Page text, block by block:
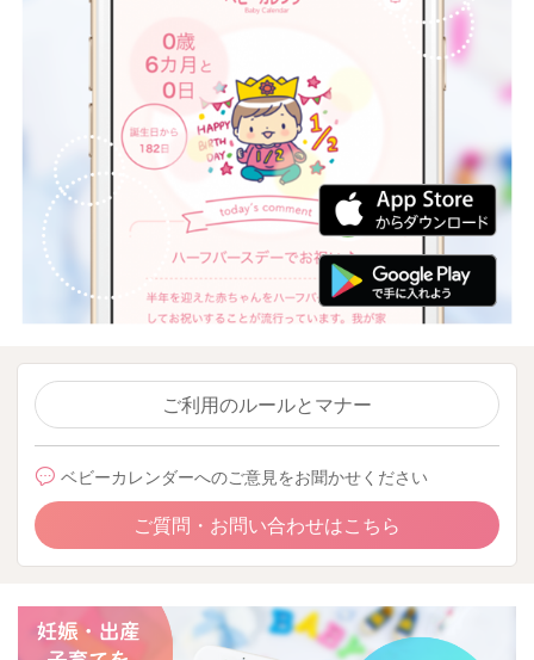
ご利用のルールとマナー
ベビーカレンダーへのご意見をお聞かせください
ご質問・お問い合わせはこちら